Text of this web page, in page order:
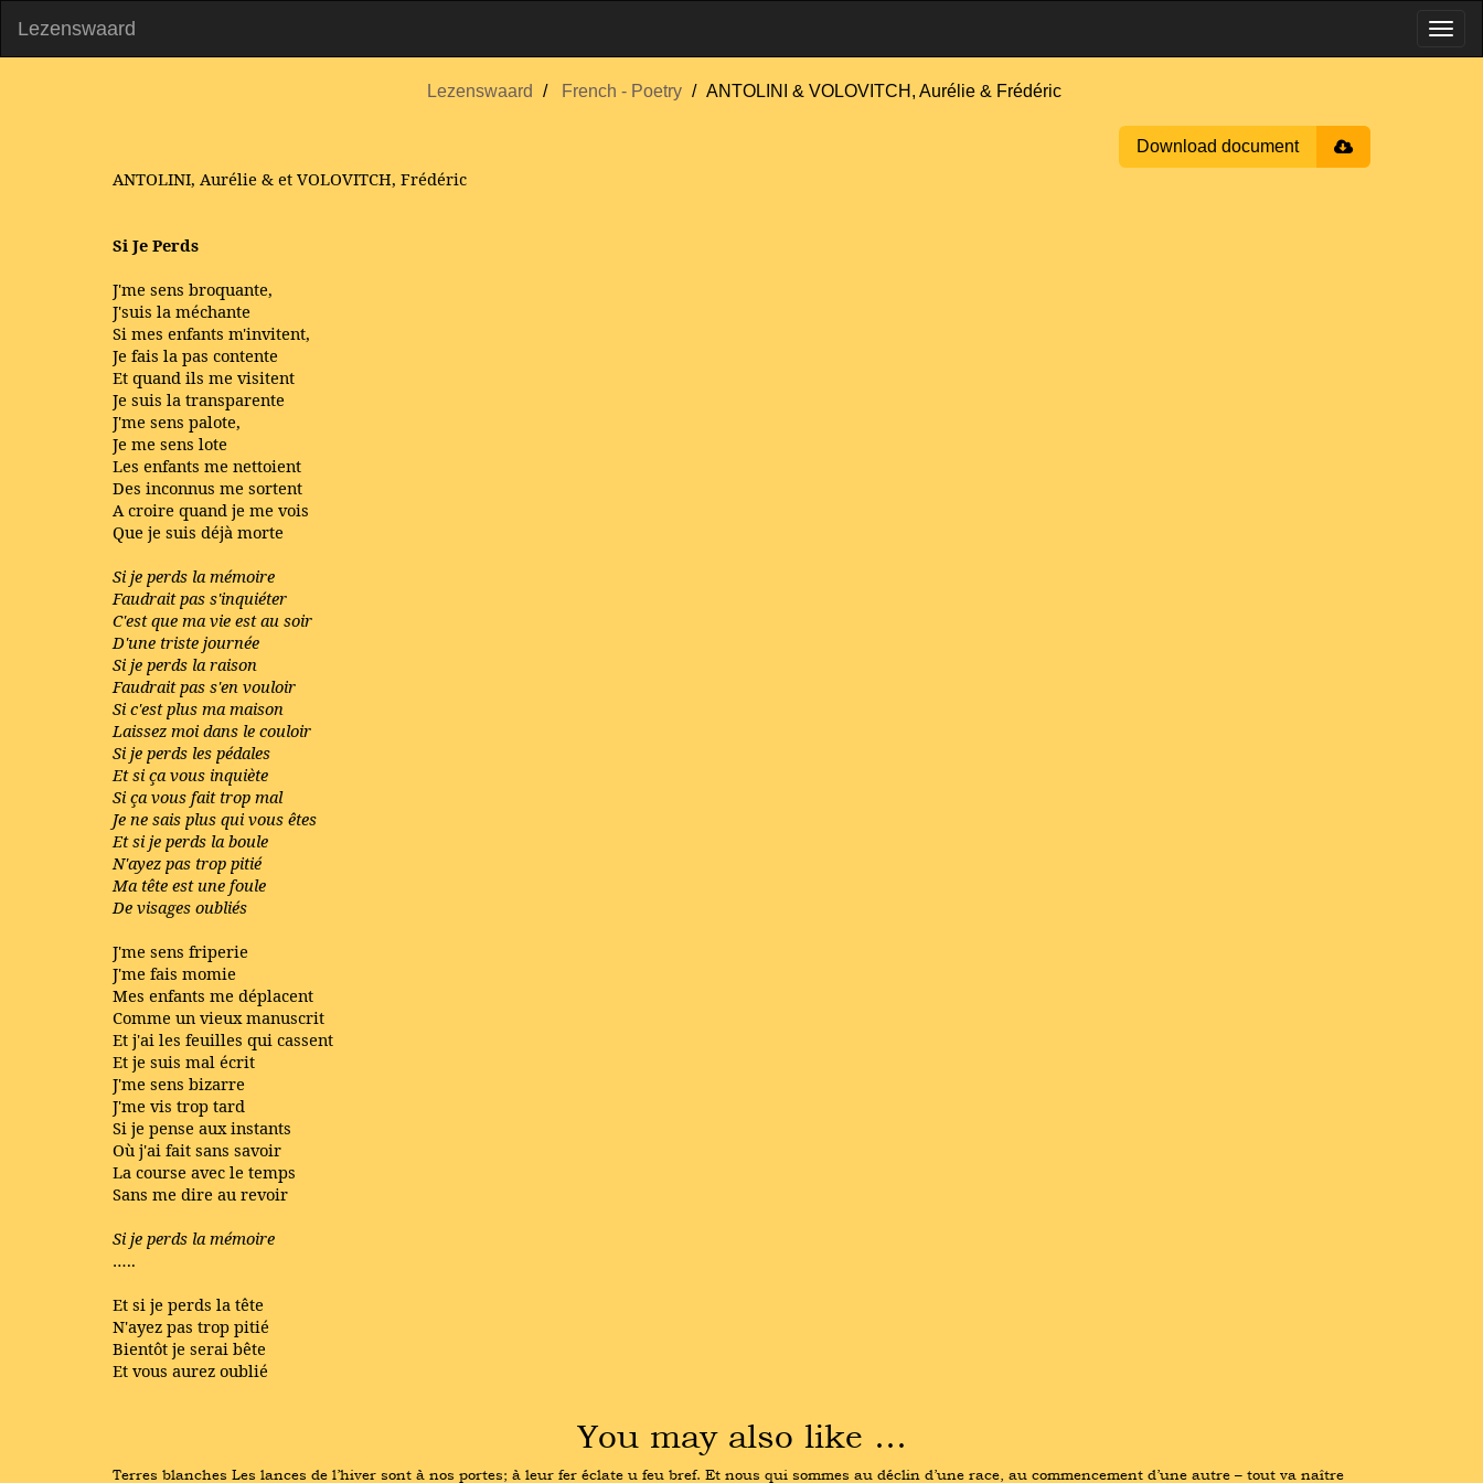
Lezenswaard
Lezenswaard French - Poetry ANTOLINI & VOLOVITCH, Aurélie & Frédéric
Download document
ANTOLINI, Aurélie & et VOLOVITCH, Frédéric
Si Je Perds
J'me sens broquante,
J'suis la méchante
Si mes enfants m'invitent,
Je fais la pas contente
Et quand ils me visitent
Je suis la transparente
J'me sens palote,
Je me sens lote
Les enfants me nettoient
Des inconnus me sortent
A croire quand je me vois
Que je suis déjà morte
Si je perds la mémoire
Faudrait pas s'inquiéter
C'est que ma vie est au soir
D'une triste journée
Si je perds la raison
Faudrait pas s'en vouloir
Si c'est plus ma maison
Laissez moi dans le couloir
Si je perds les pédales
Et si ça vous inquiète
Si ça vous fait trop mal
Je ne sais plus qui vous êtes
Et si je perds la boule
N'ayez pas trop pitié
Ma tête est une foule
De visages oubliés
J'me sens friperie
J'me fais momie
Mes enfants me déplacent
Comme un vieux manuscrit
Et j'ai les feuilles qui cassent
Et je suis mal écrit
J'me sens bizarre
J'me vis trop tard
Si je pense aux instants
Où j'ai fait sans savoir
La course avec le temps
Sans me dire au revoir
Si je perds la mémoire
…..
Et si je perds la tête
N'ayez pas trop pitié
Bientôt je serai bête
Et vous aurez oublié
You may also like …
Terres blanches Les lances de l’hiver sont à nos portes; à leur fer éclate u feu bref. Et nous qui sommes au déclin d’une race, au commencement d’une autre – tout va naître